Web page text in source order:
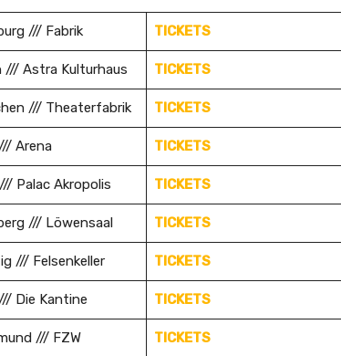
/// Fabrik TICKETS
/// Astra Kulturhaus TICKETS
/// Theaterfabrik TICKETS
Arena TICKETS
Palac Akropolis TICKETS
/// Löwensaal TICKETS
/// Felsenkeller TICKETS
Die Kantine TICKETS
/// FZW TICKETS